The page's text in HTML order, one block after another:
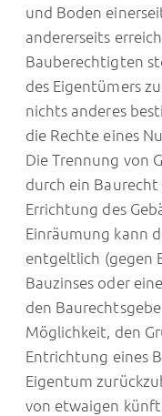
und Boden
andererseits
Bauberechtigten
des Eigentümers
nichts anderes
die Rechte eines
Die Trennung von
durch ein
Errichtung des
Einräumung kann
entgeltlich (gegen
Bauzinses oder
den
Möglichkeit, den
Entrichtung eines
Eigentum
von etwaigen